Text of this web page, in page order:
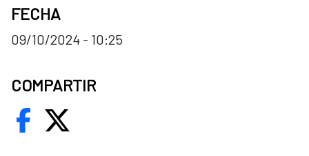
FECHA
09/10/2024 - 10:25
COMPARTIR